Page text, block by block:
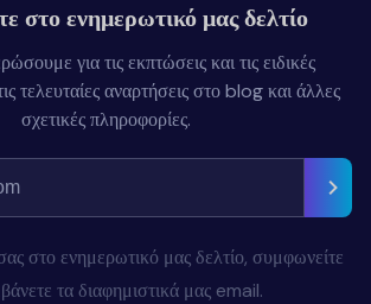
στο ενημερωτικό μας δελτίο
για τις εκπτώσεις και τις ειδικές
τελευταίες αναρτήσεις στο blog και άλλες
σχετικές πληροφορίες.
στο ενημερωτικό μας δελτίο, συμφωνείτε
τα διαφημιστικά μας email.